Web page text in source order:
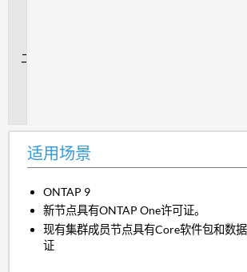
适用场景
ONTAP 9
新节点具有ONTAP One许可证。
现有集群成员节点具有Core软件包和数
证